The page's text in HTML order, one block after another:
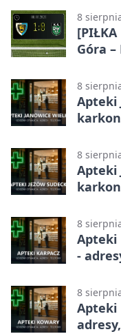
8
Góra –
8
Apteki
8
Apteki
8
Apteki
-
8
Apteki